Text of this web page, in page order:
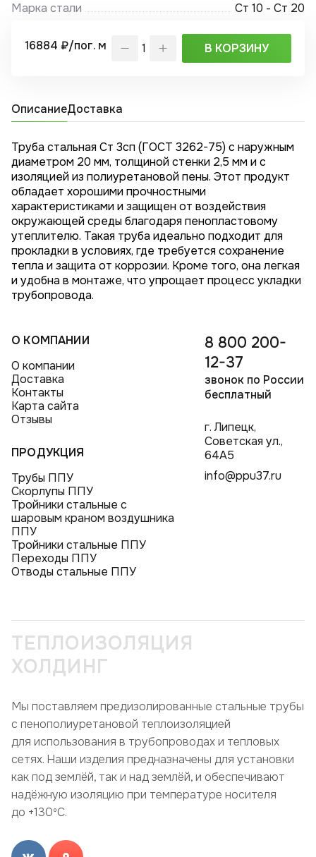
Марка стали
Ст 10 - Ст 20
16884 ₽/пог. м В КОРЗИНУ
ОписаниеДоставка
Труба стальная Ст 3сп (ГОСТ 3262-75) с наружным
диаметром 20 мм, толщиной стенки 2,5 мм и с
изоляцией из полиуретановой пены. Этот продукт
обладает хорошими прочностными
характеристиками и защищен от воздействия
окружающей среды благодаря пенопластовому
утеплителю. Такая труба идеально подходит для
прокладки в условиях, где требуется сохранение
тепла и защита от коррозии. Кроме того, она легкая
и удобна в монтаже, что упрощает процесс укладки
трубопровода.
О КОМПАНИИ
О компании
Доставка
Контакты
Карта сайта
Отзывы
ПРОДУКЦИЯ
Трубы ППУ
Скорлупы ППУ
Тройники стальные с
шаровым краном воздушника
ППУ
Тройники стальные ППУ
Переходы ППУ
Отводы стальные ППУ
8 800 200-
12-37
звонок по России
бесплатный
г. Липецк,
Советская ул.,
64А5
info@ppu37.ru
ТЕПЛОИЗОЛЯЦИЯ
ХОЛДИНГ
Мы поставляем предизолированные стальные трубы
с пенополиуретановой теплоизоляцией
для использования в трубопроводах и тепловых
сетях. Наши изделия предназначены для установки
как под землёй, так и над землёй, и обеспечивают
надёжную изоляцию при температуре носителя
до +130ºC.